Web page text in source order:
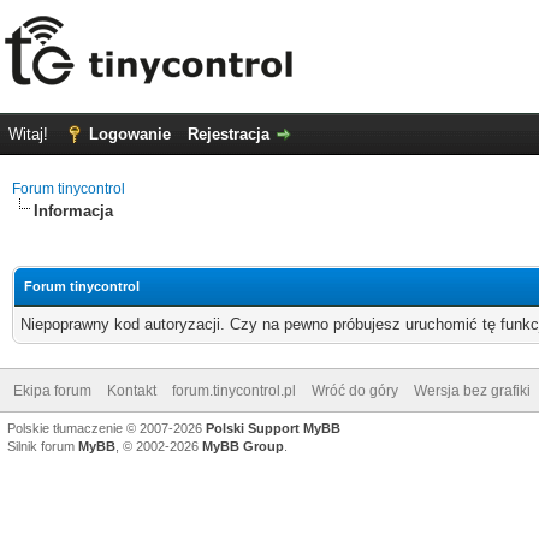
Witaj! Logowanie Rejestracja
Forum tinycontrol
Informacja
Forum tinycontrol
Niepoprawny kod autoryzacji. Czy na pewno próbujesz uruchomić tę
Ekipa forum Kontakt forum.tinycontrol.pl Wróć do góry Wersja bez grafiki
Polskie tłumaczenie © 2007-2026 Polski Support MyBB
Silnik forum MyBB , © 2002-2026 MyBB Group